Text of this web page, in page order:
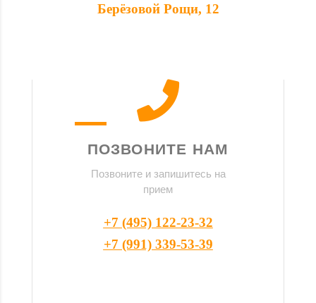
Берёзовой Рощи, 12
ПОЗВОНИТЕ НАМ
Позвоните и запишитесь на
прием
+7 (495) 122-23-32
+7 (991) 339-53-39